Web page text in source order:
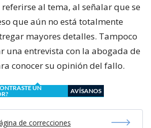
al tema, al señalar que se
que aún no está totalmente
mayores detalles. Tampoco
una entrevista con la abogada de
conocer su opinión del fallo.
UN
AVÍSANOS
de correcciones